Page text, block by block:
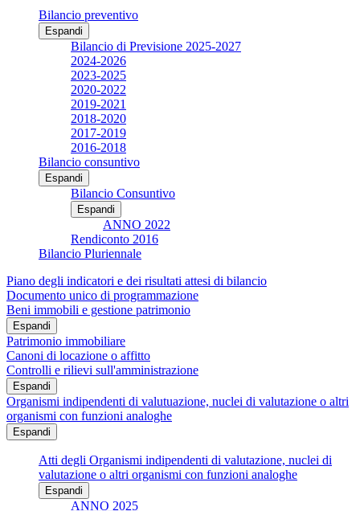
Bilancio preventivo
Espandi
Bilancio di Previsione 2025-2027
2024-2026
2023-2025
2020-2022
2019-2021
2018-2020
2017-2019
2016-2018
Bilancio consuntivo
Espandi
Bilancio Consuntivo
Espandi
ANNO 2022
Rendiconto 2016
Bilancio Pluriennale
Piano degli indicatori e dei risultati attesi di bilancio
Documento unico di programmazione
Beni immobili e gestione patrimonio
Espandi
Patrimonio immobiliare
Canoni di locazione o affitto
Controlli e rilievi sull'amministrazione
Espandi
Organismi indipendenti di valutuazione, nuclei di valutazione o altri
organismi con funzioni analoghe
Espandi
Atti degli Organismi indipendenti di valutazione, nuclei di
valutazione o altri organismi con funzioni analoghe
Espandi
ANNO 2025